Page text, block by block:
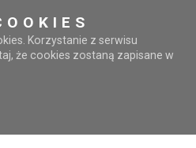
Korzystanie z serwisu
że cookies zostaną zapisane w